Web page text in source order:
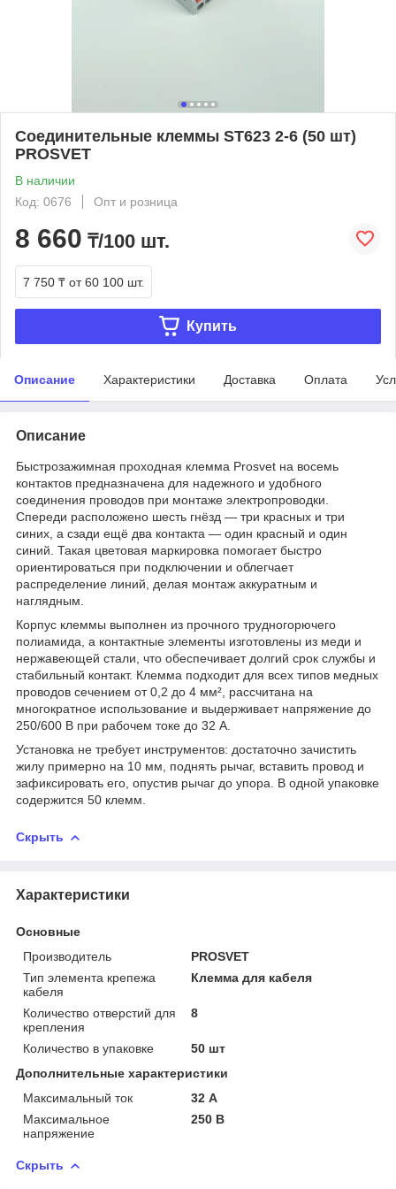
Соединительные клеммы ST623 2-6 (50 шт)
PROSVET
В наличии
Код: 0676
Опт и розница
8 660 ₸/100 шт.
7 750 ₸ от 60 100 шт.
Купить
Описание Характеристики Доставка Оплата
Описание
Быстрозажимная проходная клемма Prosvet на восемь
контактов предназначена для надежного и удобного
соединения проводов при монтаже электропроводки.
Спереди расположено шесть гнёзд — три красных и три
синих, а сзади ещё два контакта — один красный и один
синий. Такая цветовая маркировка помогает быстро
ориентироваться при подключении и облегчает
распределение линий, делая монтаж аккуратным и
наглядным.
Корпус клеммы выполнен из прочного трудногорючего
полиамида, а контактные элементы изготовлены из меди и
нержавеющей стали, что обеспечивает долгий срок службы и
стабильный контакт. Клемма подходит для всех типов медных
проводов сечением от 0,2 до 4 мм², рассчитана на
многократное использование и выдерживает напряжение до
250/600 В при рабочем токе до 32 А.
Установка не требует инструментов: достаточно зачистить
жилу примерно на 10 мм, поднять рычаг, вставить провод и
зафиксировать его, опустив рычаг до упора. В одной упаковке
содержится 50 клемм.
Скрыть
Характеристики
Основные
Производитель
PROSVET
Тип элемента крепежа
кабеля
Клемма для кабеля
Количество отверстий для
крепления
8
Количество в упаковке
50 шт
Дополнительные характеристики
Максимальный ток
32 А
Максимальное
напряжение
250 В
Скрыть